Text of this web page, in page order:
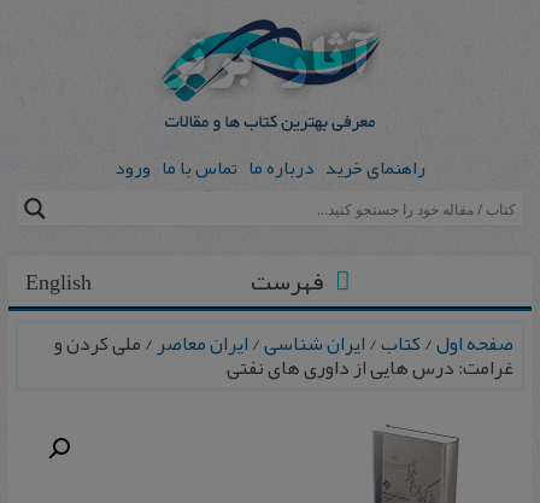
راهنمای خرید درباره ما تماس با ما ورود
English فهرست
صفحه اول/کتاب/ایران شناسی/ایران معاصر/ ملی کردن و
غرامت: درس هایی از داوری های نفتی